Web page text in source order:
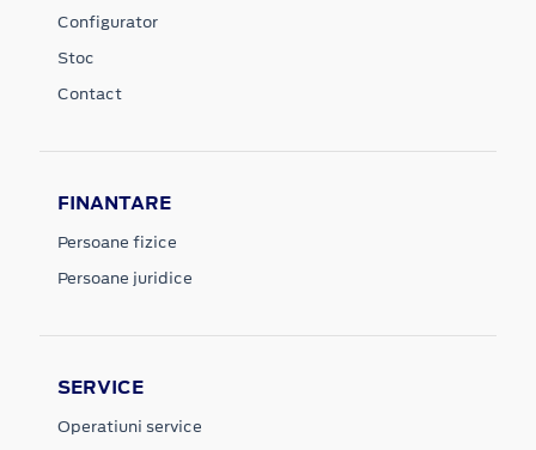
Configurator
Stoc
Contact
FINANTARE
Persoane fizice
Persoane juridice
SERVICE
Operatiuni service